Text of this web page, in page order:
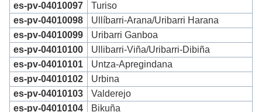
es-pv-04010097
Turiso
es-pv-04010098
Ullíbarri-Arana/Uribarri Harana
es-pv-04010099
Uribarri Ganboa
es-pv-04010100
Ullibarri-Viña/Uribarri-Dibiña
es-pv-04010101
Untza-Apregindana
es-pv-04010102
Urbina
es-pv-04010103
Valderejo
es-pv-04010104
Bikuña